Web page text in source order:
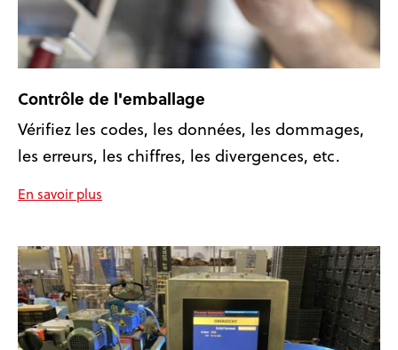
Contrôle de l'emballage
Vérifiez les codes, les données, les dommages,
les erreurs, les chiffres, les divergences, etc.
En savoir plus